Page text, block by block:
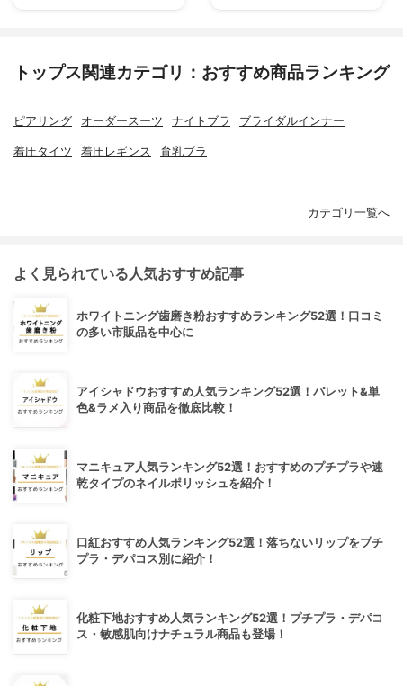
トップス関連カテゴリ：おすすめ商品ランキング
ピアリング オーダースーツ ナイトブラ ブライダルインナー
着圧タイツ 着圧レギンス 育乳ブラ
カテゴリ一覧へ
よく見られている人気おすすめ記事
ホワイトニング歯磨き粉おすすめランキング52選！口コミ
の多い市販品を中心に
アイシャドウおすすめ人気ランキング52選！パレット&単
色&ラメ入り商品を徹底比較！
マニキュア人気ランキング52選！おすすめのプチプラや速
乾タイプのネイルポリッシュを紹介！
口紅おすすめ人気ランキング52選！落ちないリップをプチ
プラ・デパコス別に紹介！
化粧下地おすすめ人気ランキング52選！プチプラ・デパコ
ス・敏感肌向けナチュラル商品も登場！